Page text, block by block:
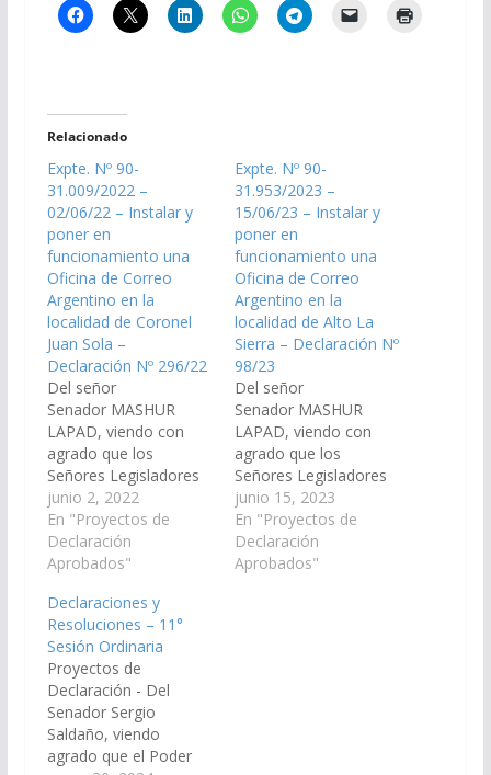
Relacionado
Expte. Nº 90-
31.009/2022 –
02/06/22 – Instalar y
poner en
funcionamiento una
Oficina de Correo
Argentino en la
localidad de Coronel
Juan Sola –
Declaración Nº 296/22
Del señor
Senador MASHUR
LAPAD, viendo con
agrado que los
Señores Legisladores
Nacionales por Salta y
el Poder Ejecutivo
Provincial a través de
sus Organismos
y gestionen ante las
Autoridades
Nacionales de la
Empresa Correo
Argentino, las medidas
necesarias a los fines
que se instale y ponga
en funcionamiento…
junio 2, 2022
En "Proyectos de
Declaración
Aprobados"
Expte. Nº 90-
31.953/2023 –
15/06/23 – Instalar y
poner en
funcionamiento una
Oficina de Correo
Argentino en la
localidad de Alto La
Sierra – Declaración Nº
98/23
Del señor
Senador MASHUR
LAPAD, viendo con
agrado que los
Señores Legisladores
Nacionales por Salta y
el Poder Ejecutivo
Provincial, arbitren y
gestionen ante las
junio 15, 2023
En "Proyectos de
Declaración
Aprobados"
Declaraciones y
Resoluciones – 11°
Sesión Ordinaria
Proyectos de
Declaración - Del
Senador Sergio
Saldaño, viendo
agrado que el Poder